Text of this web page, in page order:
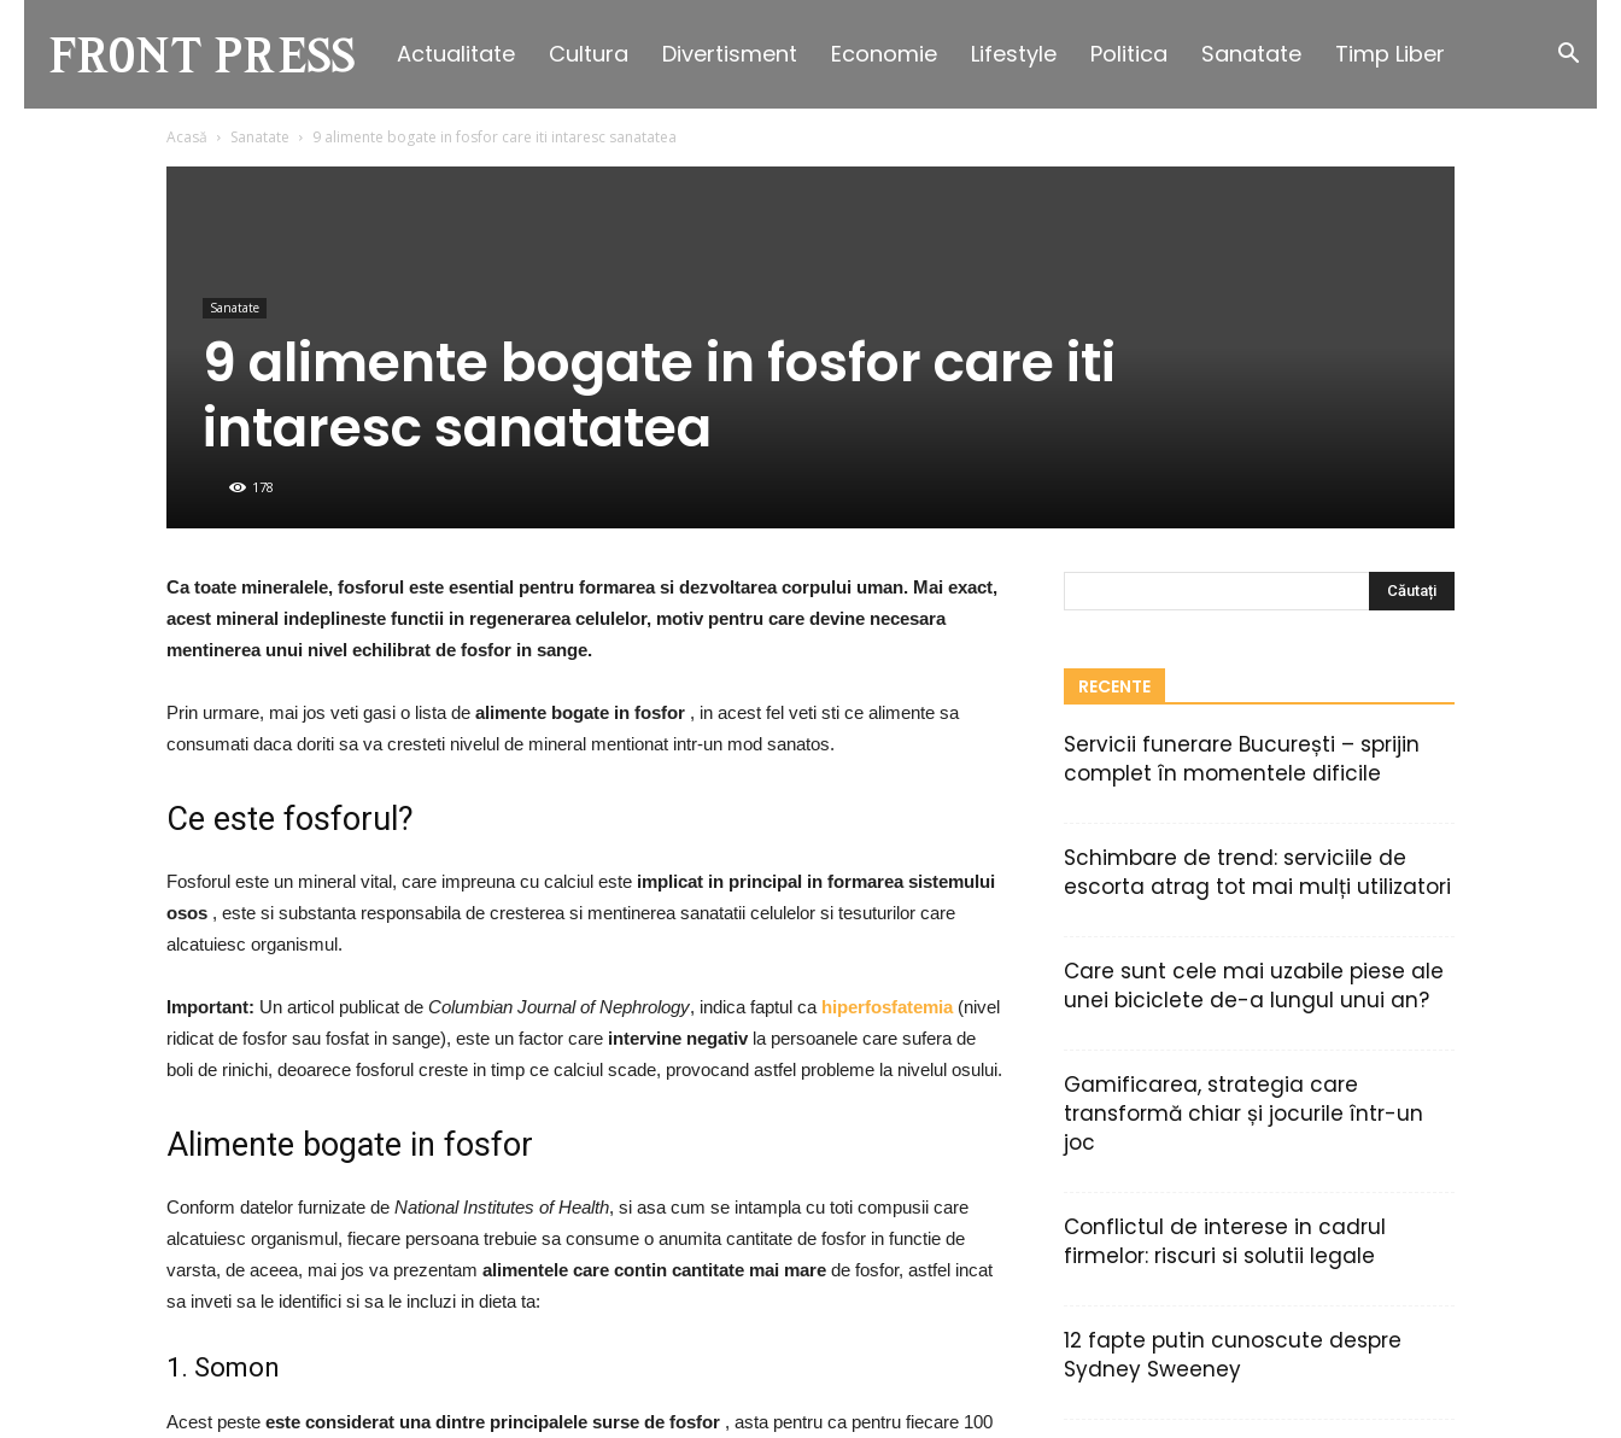
Front
Press
Actualitate Cultura Divertisment Economie Lifestyle Politica Sanatate Timp Liber
Acasă Sanatate 9 alimente bogate in fosfor care iti intaresc sanatatea
Sanatate
9 alimente bogate in fosfor care iti
intaresc sanatatea
178
Ca toate mineralele, fosforul este esential pentru formarea si dezvoltarea corpului uman. Mai exact,
acest mineral indeplineste functii in regenerarea celulelor, motiv pentru care devine necesara
mentinerea unui nivel echilibrat de fosfor in sange.
Prin urmare, mai jos veti gasi o lista de alimente bogate in fosfor , in acest fel veti sti ce alimente sa
consumati daca doriti sa va cresteti nivelul de mineral mentionat intr-un mod sanatos.
Ce este fosforul?
Fosforul este un mineral vital, care impreuna cu calciul este implicat in principal in formarea sistemului
osos , este si substanta responsabila de cresterea si mentinerea sanatatii celulelor si tesuturilor care
alcatuiesc organismul.
Important: Un articol publicat de Columbian Journal of Nephrology, indica faptul ca hiperfosfatemia(nivel
ridicat de fosfor sau fosfat in sange), este un factor care intervine negativla persoanele care sufera de
boli de rinichi, deoarece fosforul creste in timp ce calciul scade, provocand astfel probleme la nivelul osului.
Alimente bogate in fosfor
Conform datelor furnizate de National Institutes of Health, si asa cum se intampla cu toti compusii care
alcatuiesc organismul, fiecare persoana trebuie sa consume o anumita cantitate de fosfor in functie de
varsta, de aceea, mai jos va prezentam alimentele care contin cantitate mai mare de fosfor, astfel incat
sa inveti sa le identifici si sa le incluzi in dieta ta:
1. Somon
Acest peste este considerat una dintre principalele surse de fosfor , asta pentru ca pentru fiecare 100
RECENTE
Servicii funerare București – sprijin
complet în momentele dificile
Schimbare de trend: serviciile de
escorta atrag tot mai mulți utilizatori
Care sunt cele mai uzabile piese ale
unei biciclete de-a lungul unui an?
Gamificarea, strategia care
transformă chiar și jocurile într-un
joc
Conflictul de interese in cadrul
firmelor: riscuri si solutii legale
12 fapte putin cunoscute despre
Sydney Sweeney